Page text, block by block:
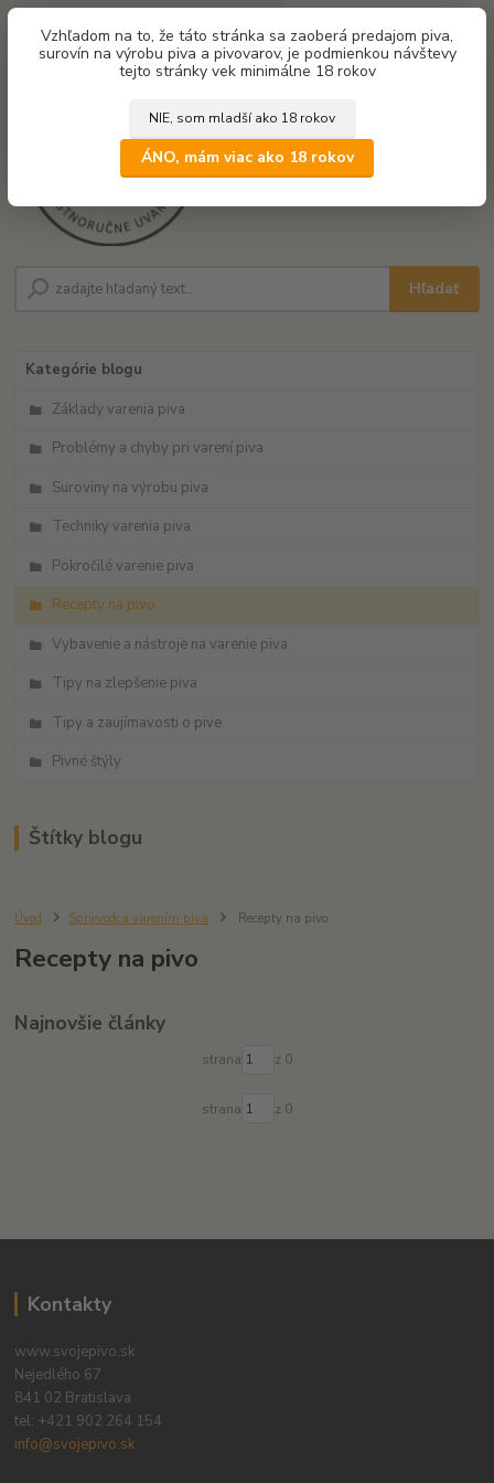
Vzhľadom na to, že táto stránka sa zaoberá predajom piva,
surovín na výrobu piva a pivovarov, je podmienkou návštevy
tejto stránky vek minimálne 18 rokov
NIE, som mladší ako 18 rokov
ÁNO, mám viac ako 18 rokov
Hľadať
za0,00 €
Kategórie blogu
Základy varenia piva
Problémy a chyby pri varení piva
Suroviny na výrobu piva
Techniky varenia piva
Pokročilé varenie piva
Recepty na pivo
Vybavenie a nástroje na varenie piva
Tipy na zlepšenie piva
Tipy a zaujímavosti o pive
Pivné štýly
Štítky blogu
Úvod Sprievodca varením piva Recepty na pivo
Recepty na pivo
Najnovšie články
strana z 0
strana z 0
Kontakty
www.svojepivo.sk
Nejedlého 67
841 02 Bratislava
tel: +421 902 264 154
info@svojepivo.sk